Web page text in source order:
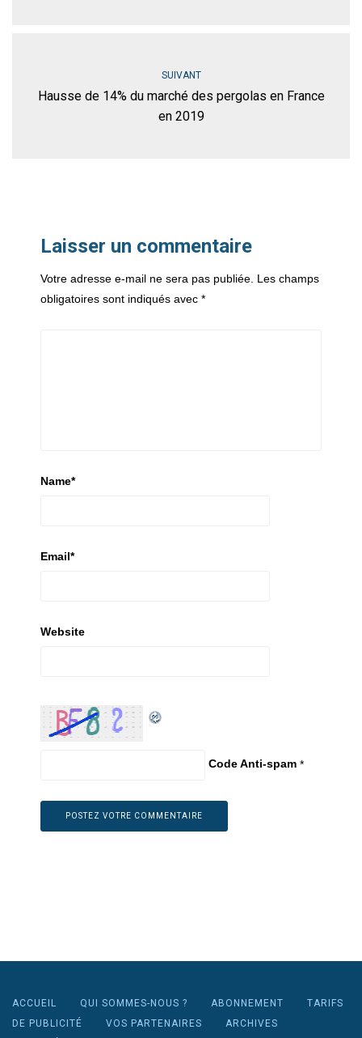
SUIVANT
Hausse de 14% du marché des pergolas en France
en 2019
Laisser un commentaire
Votre adresse e-mail ne sera pas publiée. Les champs
obligatoires sont indiqués avec *
Name*
Email*
Website
Code Anti-spam *
ACCUEIL QUI SOMMES-NOUS ? ABONNEMENT
TARIFS
DE PUBLICITÉ
VOS PARTENAIRES
ARCHIVES